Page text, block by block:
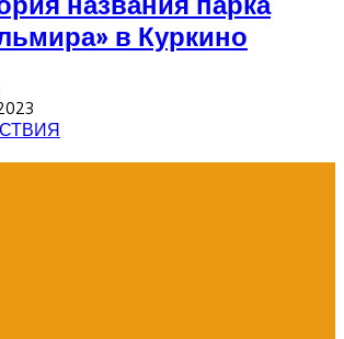
в Куркино